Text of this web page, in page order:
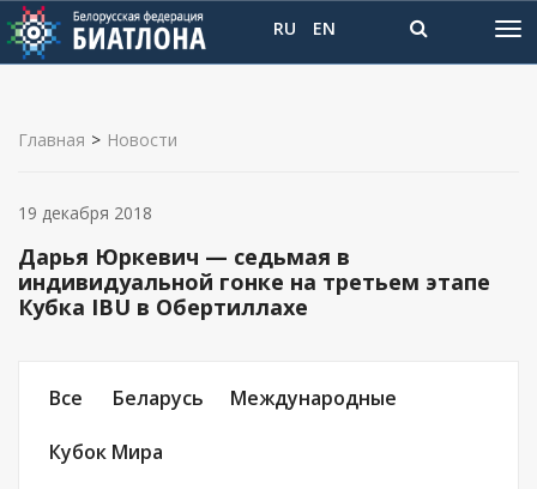
RU EN
Главная > Новости
Дарья Юркевич — седьмая в
индивидуальной гонке на третьем этапе
Кубка IBU в Обертиллахе
Все Беларусь Международные
Кубок Мира
19 декабря 2018